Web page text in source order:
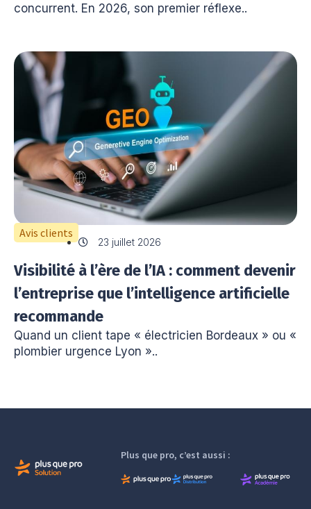
concurrent. En 2026, son premier réflexe..
Avis clients
23 juillet 2026
Visibilité à l’ère de l’IA : comment devenir
l’entreprise que l’intelligence artificielle
recommande
Quand un client tape « électricien Bordeaux » ou «
plombier urgence Lyon »..
Plus que pro, c’est aussi :